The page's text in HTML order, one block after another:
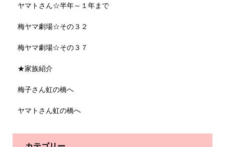
ヤマトさん☆半年～１年まで
梅ヤマ劇場☆その３２
梅ヤマ劇場☆その３７
★家族紹介
梅子さん虹の橋へ
ヤマトさん虹の橋へ